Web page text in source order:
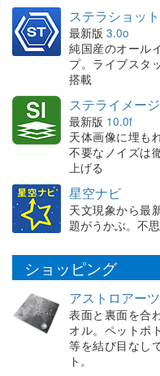
ステラショッ
最新版 3.0o
純国産のオール
プ。ライブスタ
搭載
ステライメー
最新版 10.0f
天体画像に埋も
不要なノイズは
上げる
星空ナビ
天文現象から最
題がうかぶ。不
ショッピング
アストロアー
表面と裏面を合
オル。ペットボ
等を結び目なし
ト。